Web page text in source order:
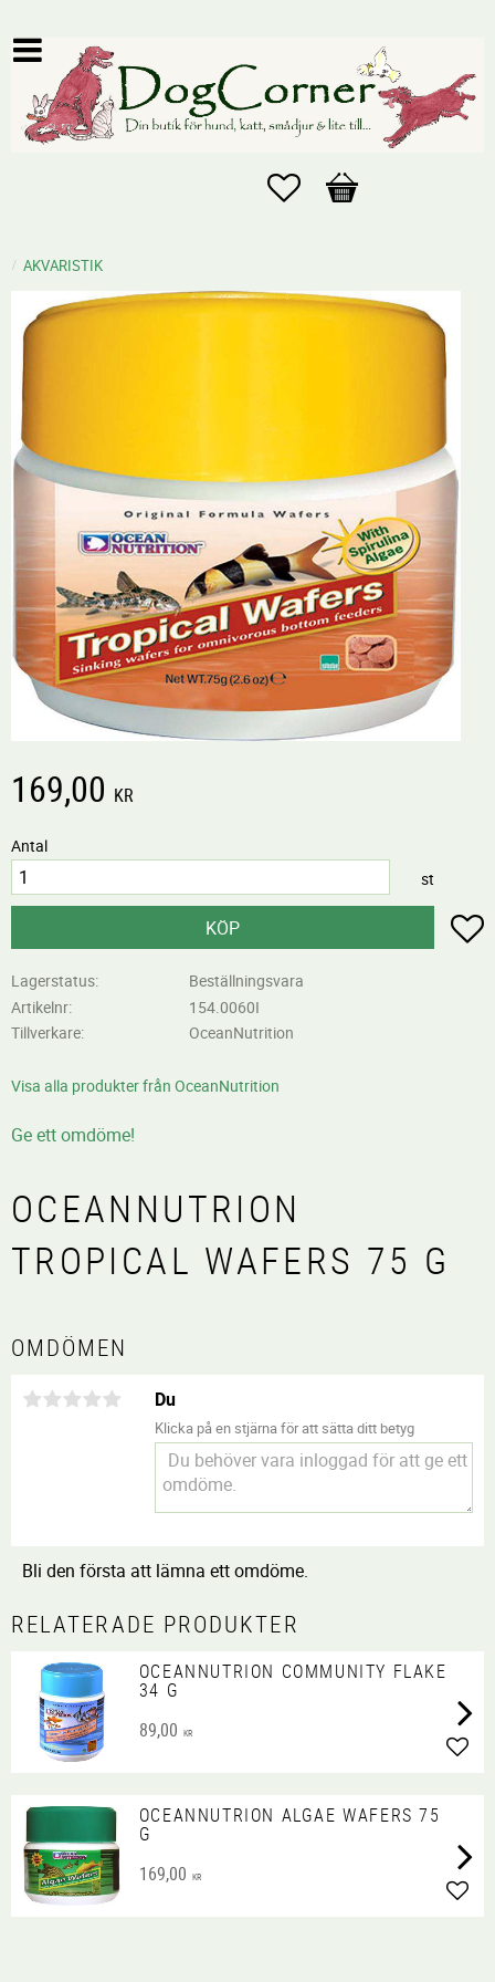
Favoriter
Kundvagn
AKVARISTIK
169,00 KR
Antal
st
KÖP
Lagerstatus
Beställningsvara
Artikelnr
154.0060I
Tillverkare
OceanNutrition
Visa alla produkter från OceanNutrition
Ge ett omdöme!
OCEANNUTRION
TROPICAL WAFERS 75 G
OMDÖMEN
Du
Klicka på en stjärna för att sätta ditt betyg
Bli den första att lämna ett omdöme.
RELATERADE PRODUKTER
OCEANNUTRION COMMUNITY FLAKE
34 G
89,00 KR
OCEANNUTRION ALGAE WAFERS 75
G
169,00 KR